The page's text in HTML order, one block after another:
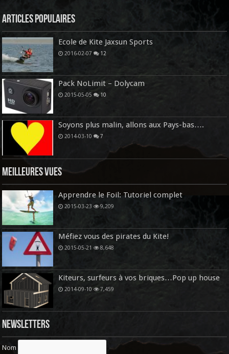
Articles Populaires
Ecole de Kite Jaxsun Sports
2016-02-07 12
Pack NoLimit – Dolycam
2015-05-05 10
Soyons plus malin, allons aux Pays-bas….
2014-03-10 7
Meilleures vues
Apprendre le Foil: Tutoriel complet
2015-03-23 9,209
Méfiez vous des pirates du Kite!
2015-05-21 8,648
Kiteurs, surfeurs à vos briques…Pop up house
2014-09-10 7,459
Newsletters
Nom